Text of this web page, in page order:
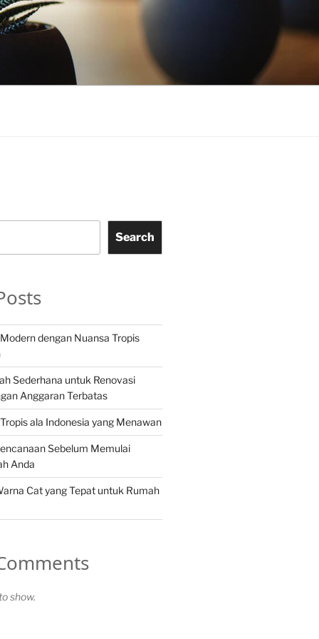
Search
dengan Nuansa Tropis
Sederhana untuk Renovasi
Anggaran Terbatas
ala Indonesia yang Menawan
Sebelum Memulai
Anda
Cat yang Tepat untuk Rumah
show.